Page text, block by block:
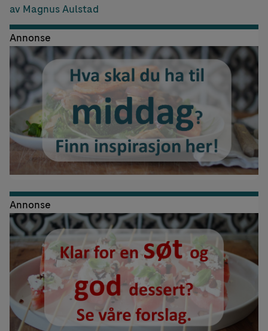
av Magnus Aulstad
Annonse
Annonse